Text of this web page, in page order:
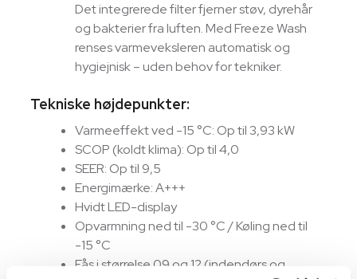
Det integrerede filter fjerner støv, dyrehår
og bakterier fra luften. Med Freeze Wash
renses varmeveksleren automatisk og
hygiejnisk – uden behov for tekniker.
Tekniske højdepunkter:
Varmeeffekt ved -15 °C: Op til 3,93 kW
SCOP (koldt klima): Op til 4,0
SEER: Op til 9,5
Energimærke: A+++
Hvidt LED-display
Opvarmning ned til -30 °C / Køling ned til
-15 °C
Fås i størrelse 09 og 12 (indendørs og